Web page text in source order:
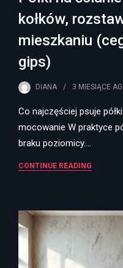
kołków,
mieszkaniu
gips)
DIANA 3 MIESIĄCE
Co najczęściej psuje
mocowanie W praktyce
braku poziomicy.…
CONTINUE READING